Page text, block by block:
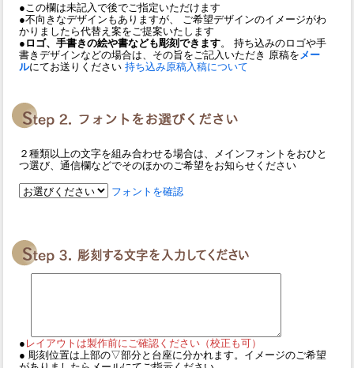
●この欄は未記入で後でご指定いただけます
●不向きなデザインもありますが、 ご希望デザインのイメージがわ
かりましたら代替え案をご提案いたします
●ロゴ、手書きの絵や書なども彫刻できます。 持ち込みのロゴや手
書きデザインなどの場合は、その旨をご記入いただき 原稿を メー
ルにてお送りください 持ち込み原稿入稿について
２種類以上の文字を組み合わせる場合は、メインフォントをおひと
つ選び、通信欄などでそのほかのご希望をお知らせください
フォントを確認
● レイアウトは製作前にご確認ください（校正も可）
● 彫刻位置は上部の▽部分と台座に分かれます。イメージのご希望